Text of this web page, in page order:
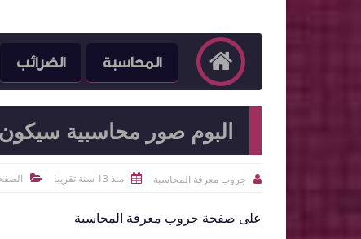
المحاسبة الضرائب
البوم صور محاسبية
 جروب معرفة المحاسبة  منذ 13 سنة تقريبا 
على صفحة جروب معرفة المحاسبة